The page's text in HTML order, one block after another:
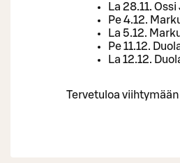
La 28.11.
Pe 4.12.
La 5.12.
Pe 11.12.
La 12.12.
Tervetuloa